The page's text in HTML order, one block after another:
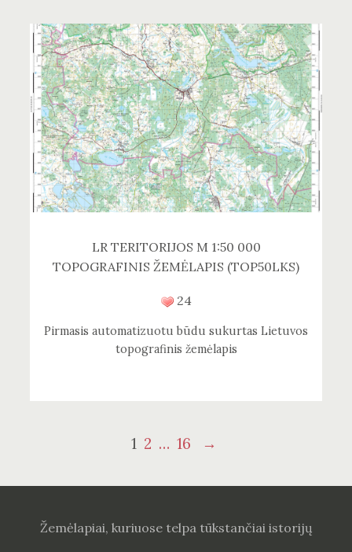
LR TERITORIJOS M 1:50 000
TOPOGRAFINIS ŽEMĖLAPIS (TOP50LKS)
24
Pirmasis automatizuotu būdu sukurtas Lietuvos
topografinis žemėlapis
įrašų
Puslapis
1 Puslapis
2 … Puslapis
16 →
Žemėlapiai, kuriuose telpa tūkstančiai istorijų